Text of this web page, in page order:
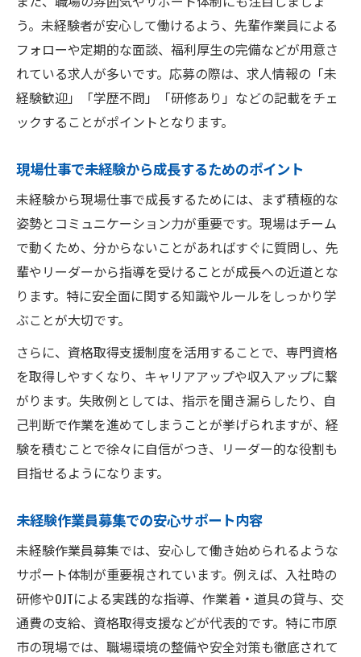
う。未経験者が安心して働けるよう、先輩作業員による
フォローや定期的な面談、福利厚生の完備などが用意さ
れている求人が多いです。応募の際は、求人情報の「未
経験歓迎」「学歴不問」「研修あり」などの記載をチェ
ックすることがポイントとなります。
現場仕事で未経験から成長するためのポイント
未経験から現場仕事で成長するためには、まず積極的な
姿勢とコミュニケーション力が重要です。現場はチーム
で動くため、分からないことがあればすぐに質問し、先
輩やリーダーから指導を受けることが成長への近道とな
ります。特に安全面に関する知識やルールをしっかり学
ぶことが大切です。
さらに、資格取得支援制度を活用することで、専門資格
を取得しやすくなり、キャリアアップや収入アップに繋
がります。失敗例としては、指示を聞き漏らしたり、自
己判断で作業を進めてしまうことが挙げられますが、経
験を積むことで徐々に自信がつき、リーダー的な役割も
目指せるようになります。
未経験作業員募集での安心サポート内容
未経験作業員募集では、安心して働き始められるような
サポート体制が重要視されています。例えば、入社時の
研修やOJTによる実践的な指導、作業着・道具の貸与、交
通費の支給、資格取得支援などが代表的です。特に市原
市の現場では、職場環境の整備や安全対策も徹底されて